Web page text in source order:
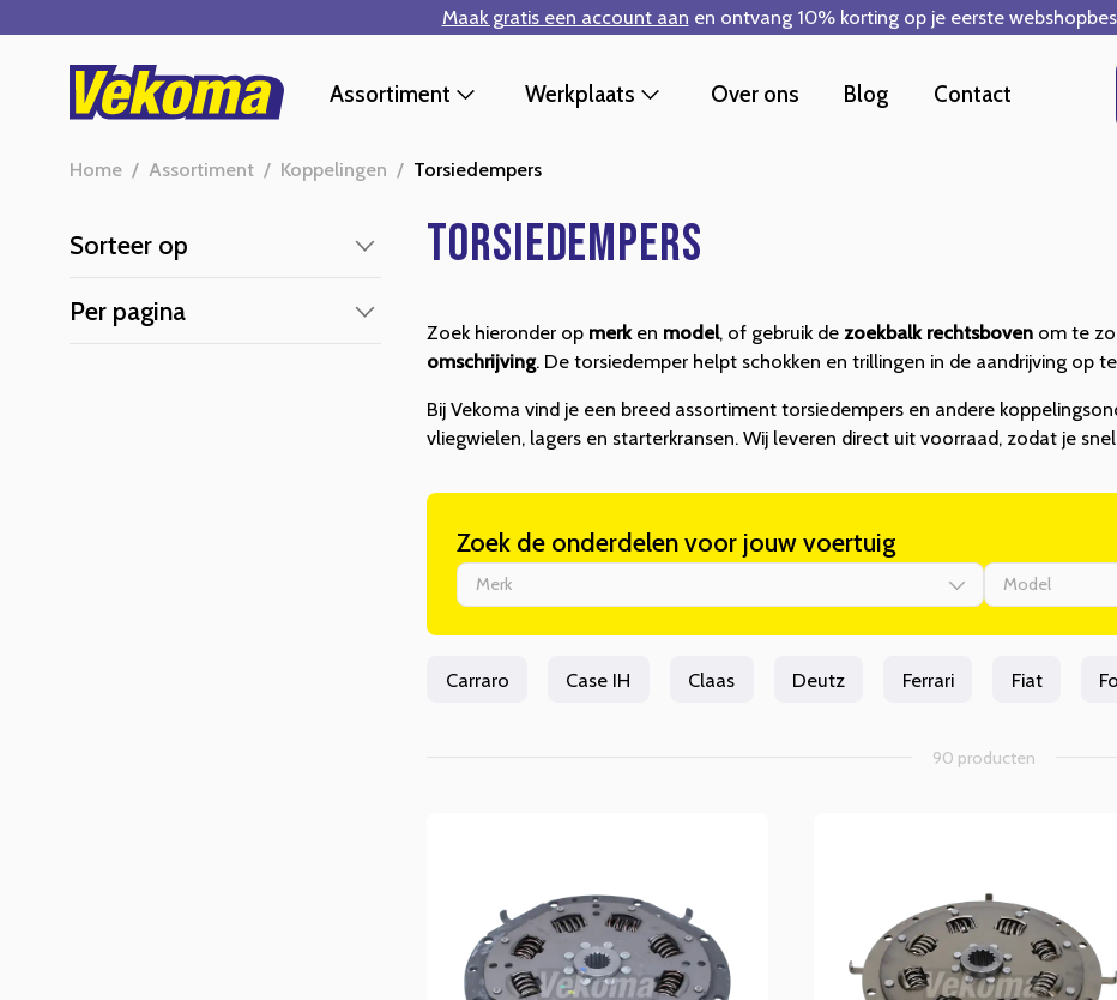
Maak gratis een account aan en ontvang 10% korting op je eerste
Assortiment Werkplaats Over ons Blog Contact
Home / Assortiment / Koppelingen / Torsiedempers
Torsiedempers
Zoek hieronder op merk en model, of gebruik de zoekbalk rechtsboven om te
omschrijving. De torsiedemper helpt schokken en trillingen in de aandrijving op
Bij Vekoma vind je een breed assortiment torsiedempers en andere
vliegwielen, lagers en starterkransen. Wij leveren direct uit voorraad, zodat je
Zoek de onderdelen voor jouw voertuig
Merk Model
Carraro Case IH Claas Deutz Ferrari Fiat
90 producten
Sorteer op
Per pagina